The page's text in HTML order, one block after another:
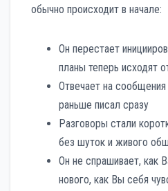
обычно происходит в начале:
Он перестает
планы теперь исходят
Отвечает на
раньше писал сразу
Разговоры стали
без шуток и живого
Он не спрашивает, как
нового, как Вы себя